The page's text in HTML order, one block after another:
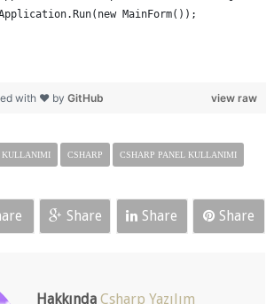
MainForm());
view raw
with ❤ by GitHub
KULLANIMI CSHARP
CSHARP PANEL KULLANIMI
Share Share Share
Hakkında Csharp Yazılım